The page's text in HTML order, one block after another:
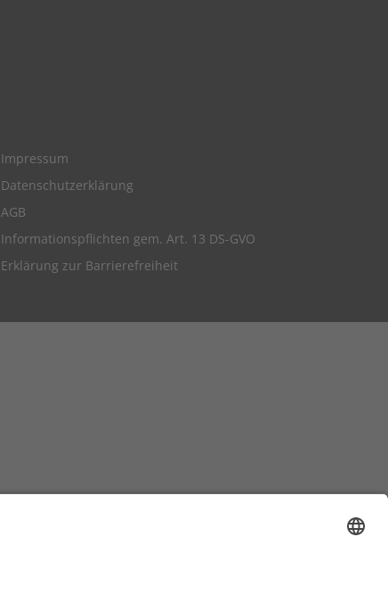
Impressum
Datenschutzerklärung
AGB
Informationspflichten gem. Art. 13 DS-GVO
Erklärung zur Barrierefreiheit